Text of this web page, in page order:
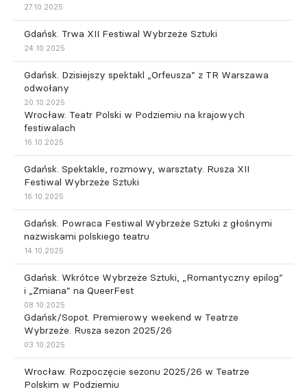
27.10.2025
Gdańsk. Trwa XII Festiwal Wybrzeże Sztuki
24.10.2025
Gdańsk. Dzisiejszy spektakl „Orfeusza” z TR Warszawa
odwołany
20.10.2025
Wrocław. Teatr Polski w Podziemiu na krajowych
festiwalach
16.10.2025
Gdańsk. Spektakle, rozmowy, warsztaty. Rusza XII
Festiwal Wybrzeże Sztuki
16.10.2025
Gdańsk. Powraca Festiwal Wybrzeże Sztuki z głośnymi
nazwiskami polskiego teatru
14.10.2025
Gdańsk. Wkrótce Wybrzeże Sztuki, „Romantyczny epilog”
i „Zmiana” na QueerFest
08.10.2025
Gdańsk/Sopot. Premierowy weekend w Teatrze
Wybrzeże. Rusza sezon 2025/26
03.10.2025
Wrocław. Rozpoczęcie sezonu 2025/26 w Teatrze
Polskim w Podziemiu